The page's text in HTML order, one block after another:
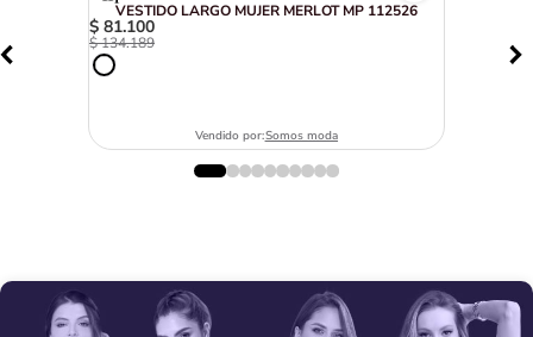
VESTIDO LARGO MUJER MERLOT MP 112526
$ 81.100
$134.189
Vendido por:Somos moda